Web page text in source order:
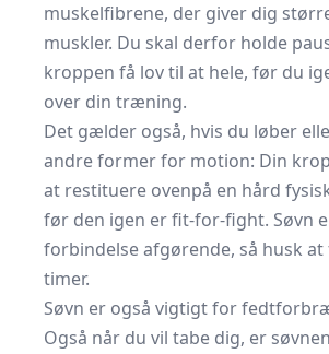
muskelfibrene, der giver dig
muskler. Du skal derfor holde
kroppen få lov til at hele, før du
over din træning.
Det gælder også, hvis du løber
andre former for motion: Din
at restituere ovenpå en hård
før den igen er fit-for-fight. Søvn
forbindelse afgørende, så husk at
timer.
Søvn er også vigtigt for
Også når du vil tabe dig, er